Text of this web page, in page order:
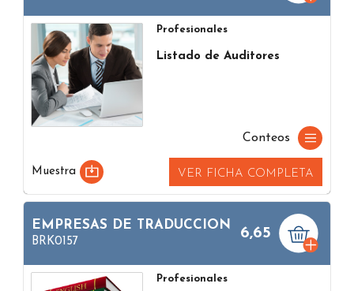
Profesionales
Listado de Auditores
Conteos
Muestra VER FICHA COMPLETA
EMPRESAS DE TRADUCCION
BRK0157
6,65
Profesionales